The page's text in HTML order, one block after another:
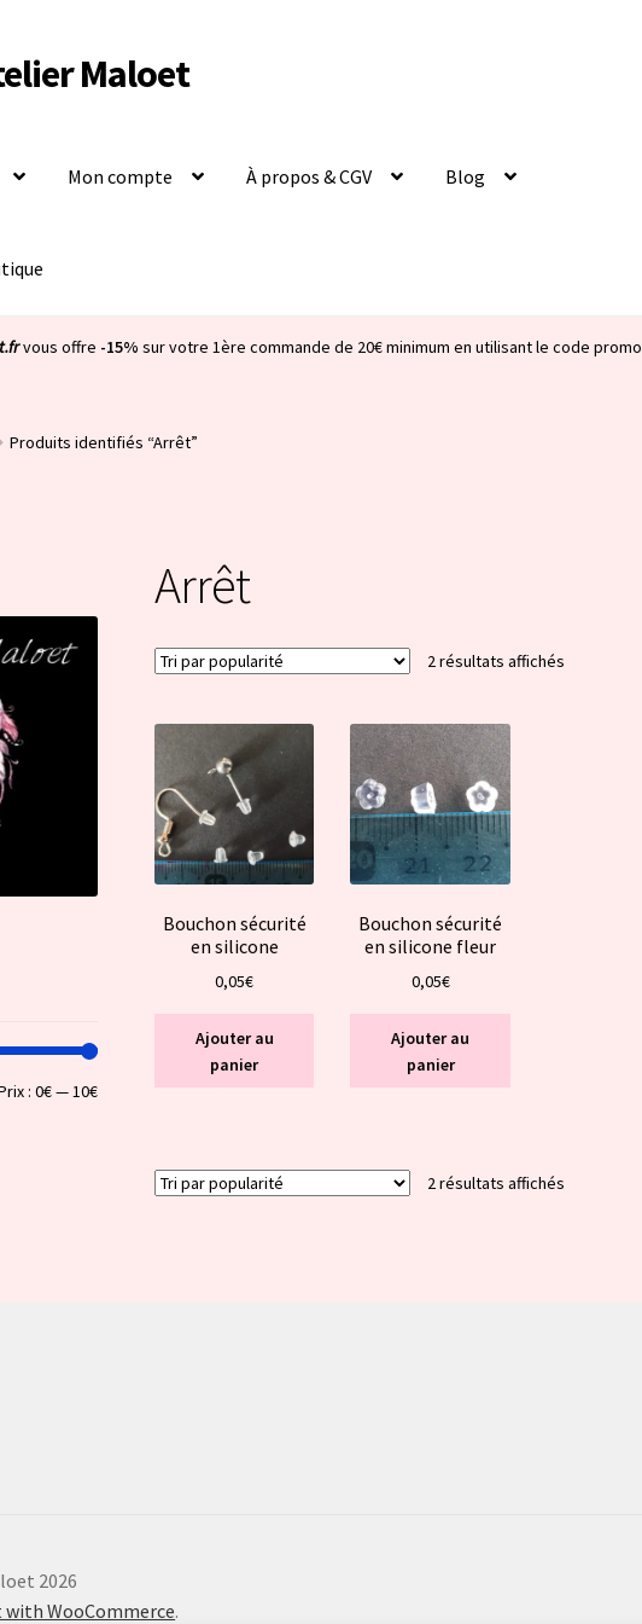
Maloet
Mon compte À propos & CGV Blog
vous offre -15% sur votre 1ère commande de 20€ minimum en utilisant le code promo
Produits identifiés “Arrêt”
Arrêt
2 résultats affichésTrié
Bouchon sécurité
en silicone
0,05€
Ajouter au
panier
Bouchon sécurité
en silicone fleur
0,05€
Ajouter au
panier
2 résultats affichésTrié
Prix
Prix
:0€—10€
2026
WooCommerce.